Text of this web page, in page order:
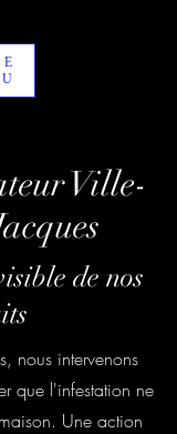
Ville-
de nos
nous intervenons
que l'infestation ne
Une action